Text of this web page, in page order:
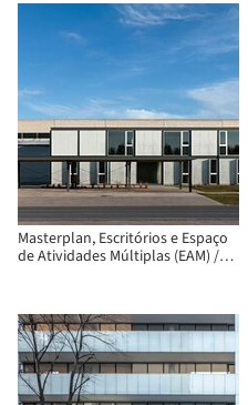
Masterplan, Escritórios e Espaço
de Atividades Múltiplas (EAM) /